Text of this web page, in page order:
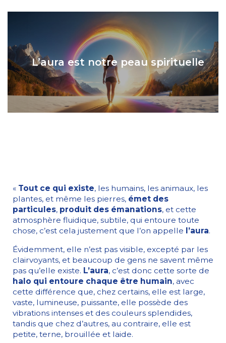
L’aura est notre peau spirituelle
« Tout ce qui existe, les humains, les animaux, les
plantes, et même les pierres, émet des
particules, produit des émanations, et cette
atmosphère fluidique, subtile, qui entoure toute
chose, c’est cela justement que l’on appelle l’aura.
Évidemment, elle n’est pas visible, excepté par les
clairvoyants, et beaucoup de gens ne savent même
pas qu’elle existe. L’aura, c’est donc cette sorte de
halo qui entoure chaque être humain, avec
cette différence que, chez certains, elle est large,
vaste, lumineuse, puissante, elle possède des
vibrations intenses et des couleurs splendides,
tandis que chez d’autres, au contraire, elle est
petite, terne, brouillée et laide.